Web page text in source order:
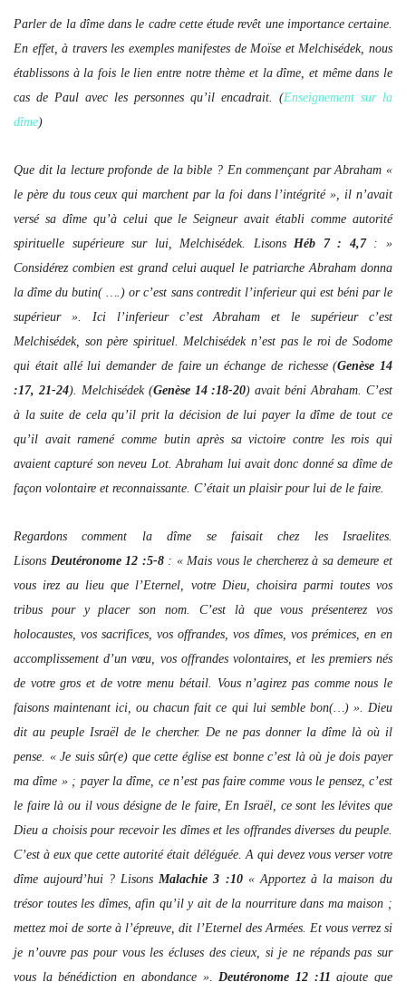
Parler de la dîme dans le cadre cette étude revêt une importance certaine.
En effet, à travers les exemples manifestes de Moïse et Melchisédek, nous
établissons à la fois le lien entre notre thème et la dîme, et même dans le
cas de Paul avec les personnes qu’il encadrait. (Enseignement sur la
dîme)
Que dit la lecture profonde de la bible ? En commençant par Abraham «
le père du tous ceux qui marchent par la foi dans l’intégrité », il n’avait
versé sa dîme qu’à celui que le Seigneur avait établi comme autorité
spirituelle supérieure sur lui, Melchisédek. LisonsHéb 7 : 4,7: »
Considérez combien est grand celui auquel le patriarche Abraham donna
la dîme du butin( ….) or c’est sans contredit l’inferieur qui est béni par le
supérieur ». Ici l’inferieur c’est Abraham et le supérieur c’est
Melchisédek, son père spirituel. Melchisédek n’est pas le roi de Sodome
qui était allé lui demander de faire un échange de richesse (Genèse 14
:17, 21-24). Melchisédek (Genèse 14 :18-20) avait béni Abraham. C’est
à la suite de cela qu’il prit la décision de lui payer la dîme de tout ce
qu’il avait ramené comme butin après sa victoire contre les rois qui
avaient capturé son neveu Lot. Abraham lui avait donc donné sa dîme de
façon volontaire et reconnaissante. C’était un plaisir pour lui de le faire.
Regardons comment la dîme se faisait chez les Israelites.
Lisons Deutéronome 12 :5-8 : « Mais vous le chercherez à sa demeure et
vous irez au lieu que l’Eternel, votre Dieu, choisira parmi toutes vos
tribus pour y placer son nom. C’est là que vous présenterez vos
holocaustes, vos sacrifices, vos offrandes, vos dîmes, vos prémices, en en
accomplissement d’un vœu, vos offrandes volontaires, et les premiers nés
de votre gros et de votre menu bétail. Vous n’agirez pas comme nous le
faisons maintenant ici, ou chacun fait ce qui lui semble bon(…) ». Dieu
dit au peuple Israël de le chercher. De ne pas donner la dîme là où il
pense. « Je suis sûr(e) que cette église est bonne c’est là où je dois payer
ma dîme » ; payer la dîme, ce n’est pas faire comme vous le pensez, c’est
le faire là ou il vous désigne de le faire, En Israël, ce sont les lévites que
Dieu a choisis pour recevoir les dîmes et les offrandes diverses du peuple.
C’est à eux que cette autorité était déléguée. A qui devez vous verser votre
dîme aujourd’hui ? LisonsMalachie 3 :10« Apportez à la maison du
trésor toutes les dîmes, afin qu’il y ait de la nourriture dans ma maison ;
mettez moi de sorte à l’épreuve, dit l’Eternel des Armées. Et vous verrez si
je n’ouvre pas pour vous les écluses des cieux, si je ne répands pas sur
vous la bénédiction en abondance ».Deutéronome 12 :11 ajoute que